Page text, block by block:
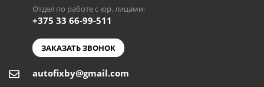
Отдел по работе с юр. лицами:
+375 33 66-99-511
ЗАКАЗАТЬ ЗВОНОК
autofixby@gmail.com